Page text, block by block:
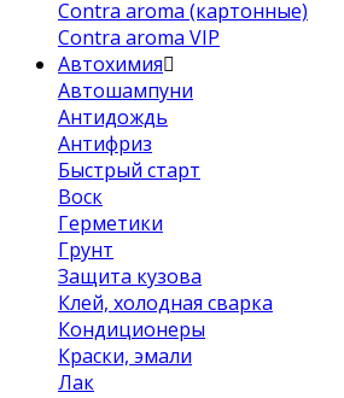
Contra aroma (картонные)
Contra aroma VIP
Автохимия
Автошампуни
Антидождь
Антифриз
Быстрый старт
Воск
Герметики
Грунт
Защита кузова
Клей, холодная сварка
Кондиционеры
Краски, эмали
Лак